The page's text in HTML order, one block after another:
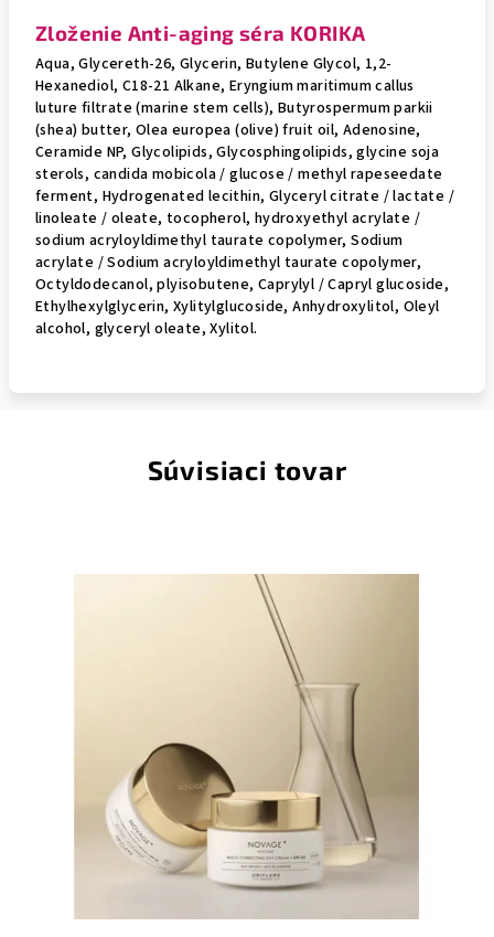
Zloženie Anti-aging séra KORIKA
Aqua, Glycereth-26, Glycerin, Butylene Glycol, 1,2-
Hexanediol, C18-21 Alkane, Eryngium maritimum callus
luture filtrate (marine stem cells), Butyrospermum parkii
(shea) butter, Olea europea (olive) fruit oil, Adenosine,
Ceramide NP, Glycolipids, Glycosphingolipids, glycine soja
sterols, candida mobicola / glucose / methyl rapeseedate
ferment, Hydrogenated lecithin, Glyceryl citrate / lactate /
linoleate / oleate, tocopherol, hydroxyethyl acrylate /
sodium acryloyldimethyl taurate copolymer, Sodium
acrylate / Sodium acryloyldimethyl taurate copolymer,
Octyldodecanol, plyisobutene, Caprylyl / Capryl glucoside,
Ethylhexylglycerin, Xylitylglucoside, Anhydroxylitol, Oleyl
alcohol, glyceryl oleate, Xylitol.
Súvisiaci tovar